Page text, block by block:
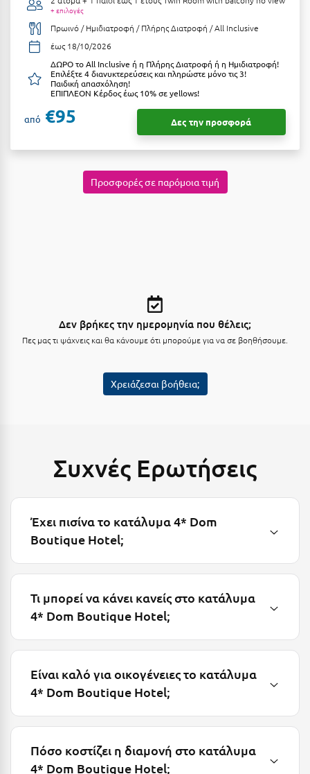
Κοζάνη
Κοκκώνι Κορινθίας
Κομοτηνή
Κόνιτσα
Κόρινθος
Κύμη Ευβοίας
Λαγκάδια
Λακωνία
Λασίθι
Λεπτοκαρυά
Λέσβος
Λευκάδα
Λήμνος
Λίμνη Πλαστήρα
Λουτρά Πόζαρ
Λουτρά Υπάτης
+ επιλογές
Πρωινό / Ημιδιατροφή / Πλήρης Διατροφή / All Inclusive
έως 18/10/2026
ΔΩΡΟ το All Inclusive ή η Πλήρης Διατροφή ή η Ημιδιατροφή!
Επιλέξτε 4 διανυκτερεύσεις και πληρώστε μόνο τις 3!
Παιδική απασχόληση!
ΕΠΙΠΛΕΟΝ Κέρδος έως 10% σε yellows!
από €95 Δες την προσφορά
Προσφορές σε παρόμοια τιμή
Δεν βρήκες την ημερομηνία που θέλεις;
Πες μας τι ψάχνεις και θα κάνουμε ότι μπορούμε για να σε βοηθήσουμε.
Χρειάζεσαι βοήθεια;
Συχνές Ερωτήσεις
Έχει πισίνα το κατάλυμα 4* Dom
Boutique Hotel;
Τι μπορεί να κάνει κανείς στο κατάλυμα
4* Dom Boutique Hotel;
Είναι καλό για οικογένειες το κατάλυμα
4* Dom Boutique Hotel;
Πόσο κοστίζει η διαμονή στο κατάλυμα
4* Dom Boutique Hotel;